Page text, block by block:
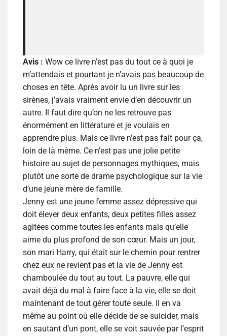
Avis : Wow ce livre n’est pas du tout ce à quoi je
m’attendais et pourtant je n’avais pas beaucoup de
choses en tête. Après avoir lu un livre sur les
sirènes, j’avais vraiment envie d’en découvrir un
autre. Il faut dire qu’on ne les retrouve pas
énormément en littérature et je voulais en
apprendre plus. Mais ce livre n’est pas fait pour ça,
loin de là même. Ce n’est pas une jolie petite
histoire au sujet de personnages mythiques, mais
plutôt une sorte de drame psychologique sur la vie
d’une jeune mère de famille.
Jenny est une jeune femme assez dépressive qui
doit élever deux enfants, deux petites filles assez
agitées comme toutes les enfants mais qu’elle
aime du plus profond de son cœur. Mais un jour,
son mari Harry, qui était sur le chemin pour rentrer
chez eux ne revient pas et la vie de Jenny est
chamboulée du tout au tout. La pauvre, elle qui
avait déjà du mal à faire face à la vie, elle se doit
maintenant de tout gérer toute seule. Il en va
même au point où elle décide de se suicider, mais
en sautant d’un pont, elle se voit sauvée par l’esprit